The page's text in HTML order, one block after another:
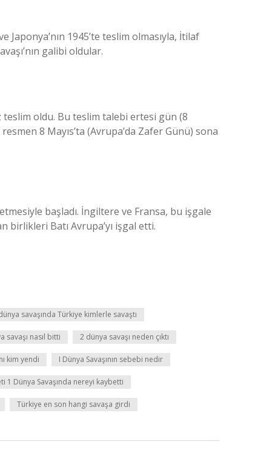
Japonya’nın 1945’te teslim olmasıyla, İtilaf
galibi oldular.
oldu. Bu teslim talebi ertesi gün (8
8 Mayıs’ta (Avrupa’da Zafer Günü) sona
etmesiyle başladı. İngiltere ve Fransa, bu işgale
birlikleri Batı Avrupa’yı işgal etti.
savaşında Türkiye kimlerle savaştı
savaşı nasıl bitti 2 dünya savaşı neden çıktı
kim yendi I Dünya Savaşının sebebi nedir
1 Dünya Savaşında nereyi kaybetti
Türkiye en son hangi savaşa girdi